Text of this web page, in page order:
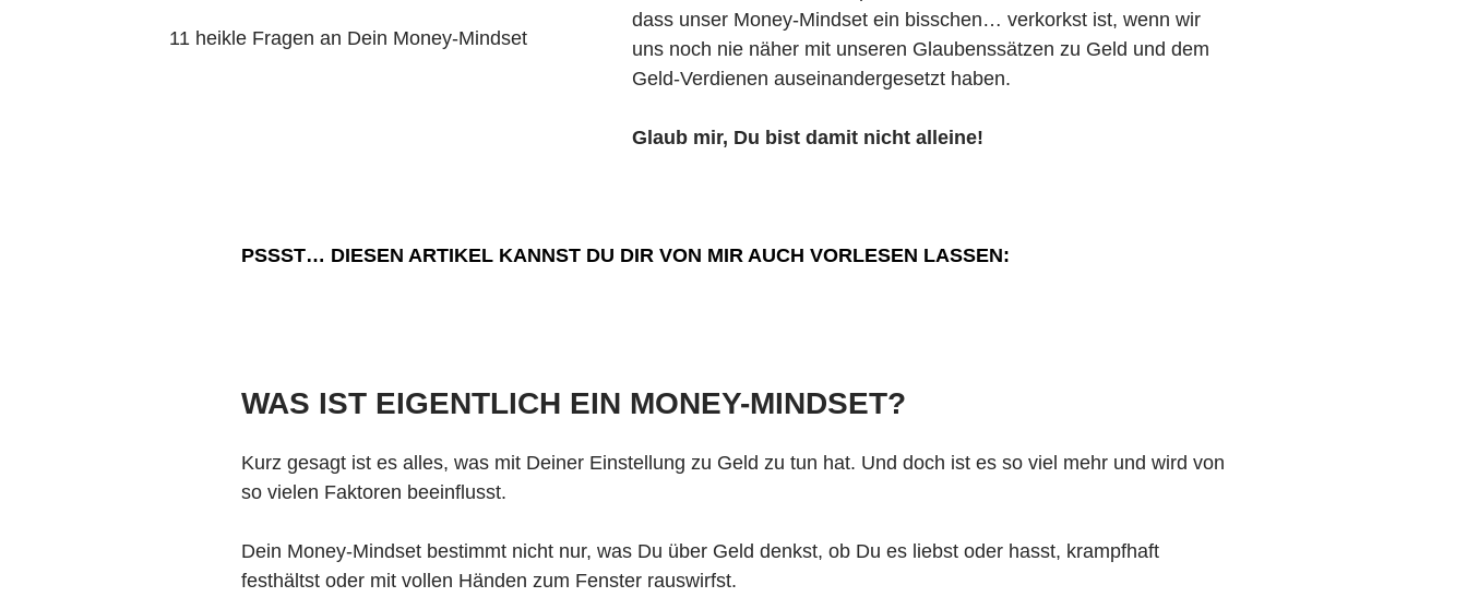
11 heikle Fragen an Dein Money-Mindset
dass unser Money-Mindset ein bisschen… verkorkst ist, wenn wir
uns noch nie näher mit unseren Glaubenssätzen zu Geld und dem
Geld-Verdienen auseinandergesetzt haben.
Glaub mir, Du bist damit nicht alleine!
PSSST… DIESEN ARTIKEL KANNST DU DIR VON MIR AUCH VORLESEN LASSEN:
WAS IST EIGENTLICH EIN MONEY-MINDSET?
Kurz gesagt ist es alles, was mit Deiner Einstellung zu Geld zu tun hat. Und doch ist es so viel mehr und wird von
so vielen Faktoren beeinflusst.
Dein Money-Mindset bestimmt nicht nur, was Du über Geld denkst, ob Du es liebst oder hasst, krampfhaft
festhältst oder mit vollen Händen zum Fenster rauswirfst.